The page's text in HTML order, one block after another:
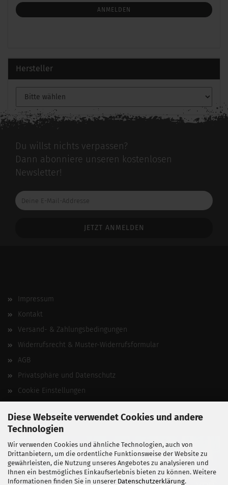
Diese Webseite verwendet Cookies und andere
Technologien
Wir verwenden Cookies und ähnliche Technologien, auch von
Drittanbietern, um die ordentliche Funktionsweise der Website zu
gewährleisten, die Nutzung unseres Angebotes zu analysieren und
Ihnen ein bestmögliches Einkaufserlebnis bieten zu können. Weitere
Informationen finden Sie in unserer Datenschutzerklärung.
ANMELDUNG
ANMELDEN
Hersteller
Du willst nichts verpassen?
Dann abonniere unseren kostenlosen
Newsletter!
Deine
E-
Impressum
Kontakt
Versand- & Zahlungsbedingungen
Widerrufsrecht & Muster-Widerrufsformular
AGB
Privatsphäre und Datenschutz
Cookie Einstellungen
Vertrag widerrufen